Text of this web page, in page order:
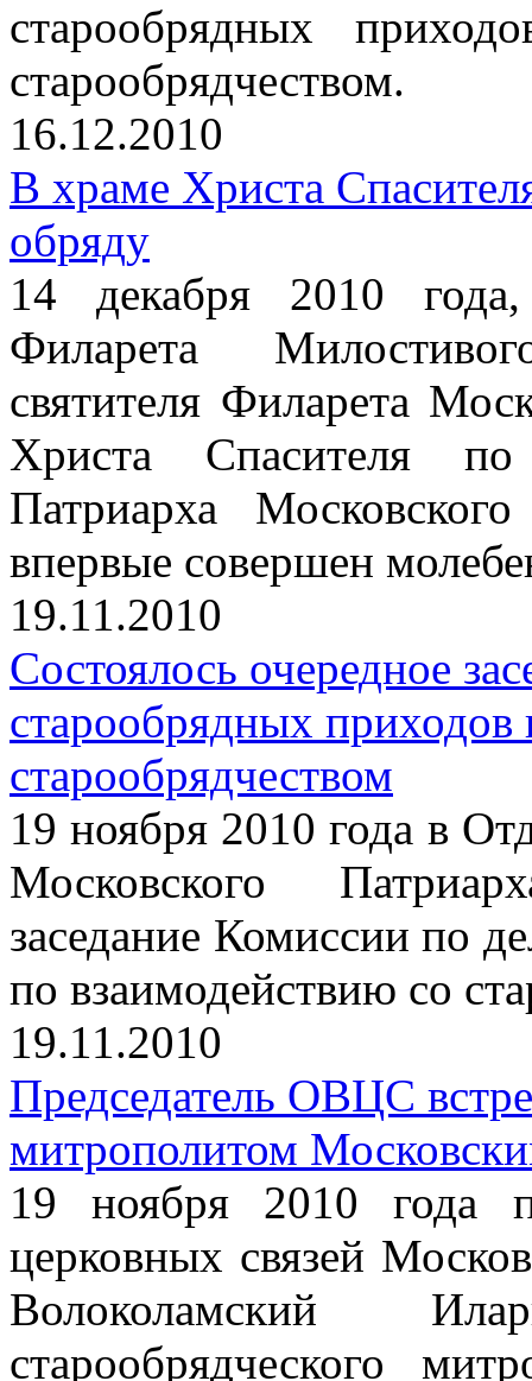
старообрядных
старообрядчеством.
16.12.2010
В храме Христа
обряду
14 декабря 2010
Филарета
святителя Филарета
Христа Спасителя по
Патриарха
впервые совершен
19.11.2010
Состоялось очередное
старообрядных
старообрядчеством
19 ноября 2010 года в
Московского
заседание Комиссии по
по взаимодействию со
19.11.2010
Председатель ОВЦС
митрополитом
19 ноября 2010 года
церковных связей
Волоколамский
старообрядческого